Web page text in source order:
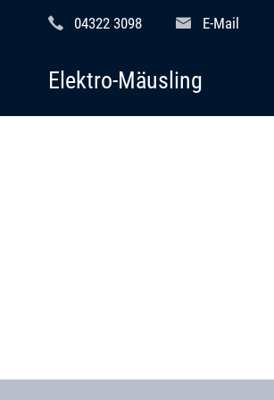
04322 3098 E-Mail
Elektro-Mäusling